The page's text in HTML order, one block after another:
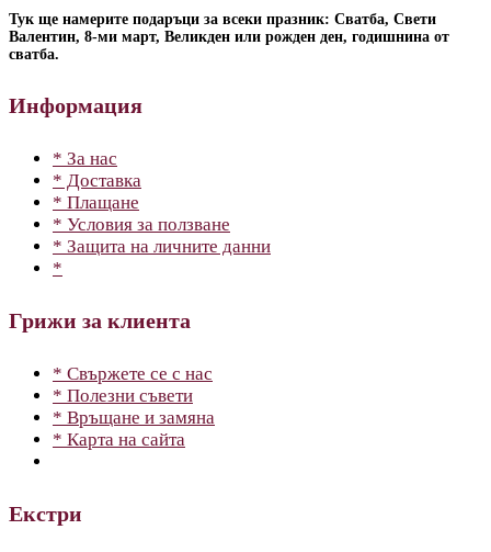
Тук ще намерите подаръци за всеки празник: Сватба, Свети
Валентин, 8-ми март, Великден или рожден ден, годишнина от
сватба.
Информация
* За нас
* Доставка
* Плащане
* Условия за ползване
* Защита на личните данни
*
Грижи за клиента
* Свържете се с нас
* Полезни съвети
* Връщане и замяна
* Карта на сайта
Екстри